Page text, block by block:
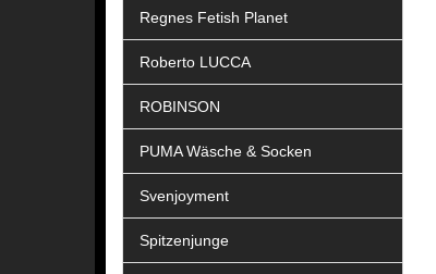
Regnes Fetish Planet
Roberto LUCCA
ROBINSON
PUMA Wäsche & Socken
Svenjoyment
Spitzenjunge